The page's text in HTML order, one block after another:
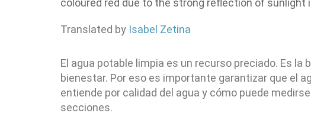
Translated by Isabel Zetina
El agua potable limpia es un recurso preciado. Es
bienestar. Por eso es importante garantizar que el
entiende por calidad del agua y cómo puede
secciones.